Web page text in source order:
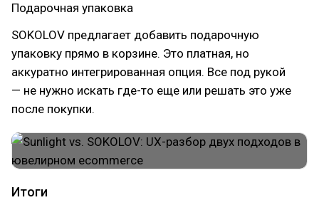
Подарочная упаковка
SOKOLOV предлагает добавить подарочную
упаковку прямо в корзине. Это платная, но
аккуратно интегрированная опция. Все под рукой
— не нужно искать где-то еще или решать это уже
после покупки.
Итоги